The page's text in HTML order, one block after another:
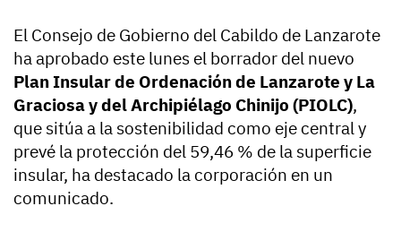
El Consejo de Gobierno del Cabildo de Lanzarote
ha aprobado este lunes el borrador del nuevo
Plan Insular de Ordenación de Lanzarote y La
Graciosa y del Archipiélago Chinijo (PIOLC),
que sitúa a la sostenibilidad como eje central y
prevé la protección del 59,46 % de la superficie
insular, ha destacado la corporación en un
comunicado.